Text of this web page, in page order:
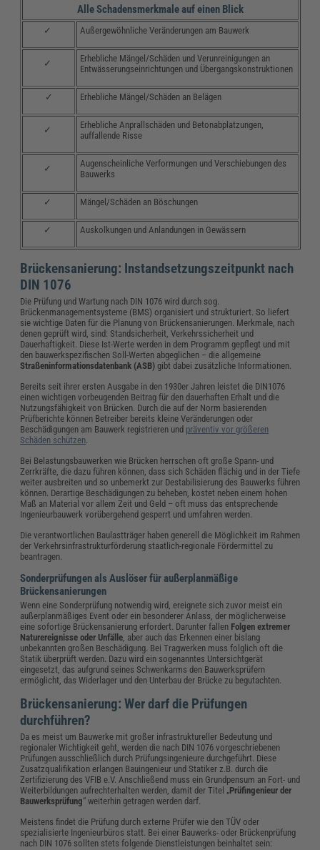
Alle Schadensmerkmale auf einen Blick
✓ Außergewöhnliche Veränderungen am Bauwerk
✓
Erhebliche Mängel/Schäden und Verunreinigungen an
Entwässerungseinrichtungen und Übergangskonstruktionen
✓ Erhebliche Mängel/Schäden an Belägen
✓
Erhebliche Anprallschäden und Betonabplatzungen,
auffallende Risse
✓
Augenscheinliche Verformungen und Verschiebungen des
Bauwerks
✓ Mängel/Schäden an Böschungen
✓ Auskolkungen und Anlandungen in Gewässern
Brückensanierung: Instandsetzungszeitpunkt nach
DIN 1076
Die Prüfung und Wartung nach DIN 1076 wird durch sog.
Brückenmanagementsysteme (BMS) organisiert und strukturiert. So liefert
sie wichtige Daten für die Planung von Brückensanierungen. Merkmale, nach
denen geprüft wird, sind: Standsicherheit, Verkehrssicherheit und
Dauerhaftigkeit. Diese Ist-Werte werden in dem Programm gepflegt und mit
den bauwerkspezifischen Soll-Werten abgeglichen – die allgemeine
Straßeninformationsdatenbank (ASB) gibt dabei zusätzliche Informationen.
Bereits seit ihrer ersten Ausgabe in den 1930er Jahren leistet die DIN1076
einen wichtigen vorbeugenden Beitrag für den dauerhaften Erhalt und die
Nutzungsfähigkeit von Brücken. Durch die auf der Norm basierenden
Prüfberichte können Betreiber bereits kleine Veränderungen oder
Beschädigungen am Bauwerk registrieren und präventiv vor größeren
Schäden schützen.
Bei Belastungsbauwerken wie Brücken herrschen oft große Spann- und
Zerrkräfte, die dazu führen können, dass sich Schäden flächig und in der Tiefe
weiter ausbreiten und so unbemerkt zur Destabilisierung des Bauwerks führen
können. Derartige Beschädigungen zu beheben, kostet neben einem hohen
Maß an Material vor allem Zeit und Geld – oft muss das entsprechende
Ingenieurbauwerk vorübergehend gesperrt und umfahren werden.
Die verantwortlichen Baulastträger haben generell die Möglichkeit im Rahmen
der Verkehrsinfrastrukturförderung staatlich-regionale Fördermittel zu
beantragen.
Sonderprüfungen als Auslöser für außerplanmäßige
Brückensanierungen
Wenn eine Sonderprüfung notwendig wird, ereignete sich zuvor meist ein
außerplanmäßiges Event oder ein besonderer Anlass, der möglicherweise
eine sofortige Brückensanierung erfordert. Darunter fallen Folgen extremer
Naturereignisse oder Unfälle, aber auch das Erkennen einer bislang
unbekannten großen Beschädigung. Bei Tragwerken muss folglich oft die
Statik überprüft werden. Dazu wird ein sogenanntes Untersichtgerät
eingesetzt, das aufgrund seines Schwenkarms den Bauwerksprüfern
ermöglicht, das Widerlager und den Unterbau der Brücke zu begutachten.
Brückensanierung: Wer darf die Prüfungen
durchführen?
Da es meist um Bauwerke mit großer infrastruktureller Bedeutung und
regionaler Wichtigkeit geht, werden die nach DIN 1076 vorgeschriebenen
Prüfungen ausschließlich durch Prüfungsingenieure durchgeführt. Diese
Zusatzqualifikation erlangen Bauingenieur und Statiker z.B. durch die
Zertifizierung des VFIB e.V. Anschließend muss ein Grundpensum an Fort- und
Weiterbildungen aufrechterhalten werden, damit der Titel „Prüfingenieur der
Bauwerksprüfung“ weiterhin getragen werden darf.
Meistens findet die Prüfung durch externe Prüfer wie den TÜV oder
spezialisierte Ingenieurbüros statt. Bei einer Bauwerks- oder Brückenprüfung
nach DIN 1076 sollten stets folgende Dienstleistungen beinhaltet sein: